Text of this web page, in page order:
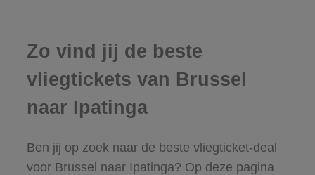
Zo vind jij de beste
vliegtickets van Brussel
naar Ipatinga
Ben jij op zoek naar de beste vliegticket-deal
voor Brussel naar Ipatinga? Op deze pagina